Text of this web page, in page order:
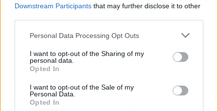
Downstream Participants that may further disclose it to other
Personal Data Processing Opt Outs
I want to opt-out of the Sharing of my
personal data.
Opted In
I want to opt-out of the Sale of my
Personal Data.
Opted In
PUBLICACIÓN DE UN LIBRO
En ese mismo año 2013 y en la creencia de
enfermedad y a conseguir recursos económicos
se publicó el libro llamado 'Paco Sanz, una vida
Hervas Abad, siendo escrito el prólogo por el
youtuber 'AuronPlay';, y el epílogo por Pedro